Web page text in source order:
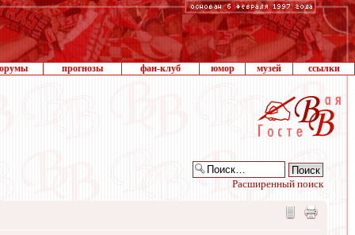
прогнозы фан-клуб юмор музей ссылки
Расширенный поиск